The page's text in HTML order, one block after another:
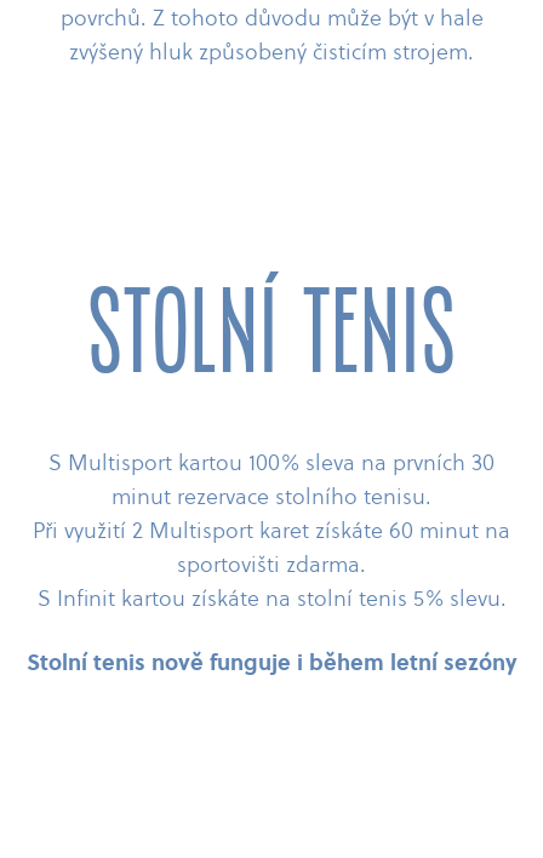
povrchů. Z tohoto důvodu může být v hale
zvýšený hluk způsobený čisticím strojem.
STOLNÍ TENIS
S Multisport kartou 100% sleva na prvních 30
minut rezervace stolního tenisu.
Při využití 2 Multisport karet získáte 60 minut na
sportovišti zdarma.
S Infinit kartou získáte na stolní tenis 5% slevu.
Stolní tenis nově funguje i během letní sezóny